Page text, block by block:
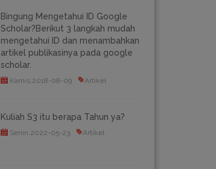
Bingung Mengetahui ID Google
Scholar?Berikut 3 langkah mudah
mengetahui ID dan menambahkan
artikel publikasinya pada google
scholar.
Kamis,2018-08-09 Artikel
Kuliah S3 itu berapa Tahun ya?
Senin,2022-05-23 Artikel